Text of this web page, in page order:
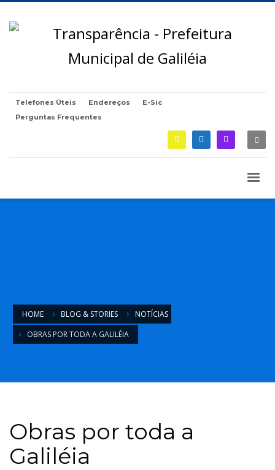
Telefones Úteis Endereços
E-Sic
Perguntas Frequentes
HOME BLOG & STORIES
NOTÍCIAS
OBRAS POR TODA A GALILÉIA
Obras por toda a
Galiléia